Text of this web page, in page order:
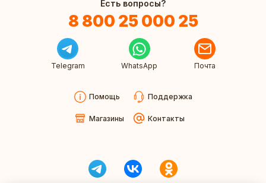
Есть вопросы?
8 800 25 000 25
Telegram WhatsApp Почта
Помощь Поддержка
Магазины Контакты